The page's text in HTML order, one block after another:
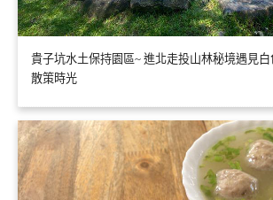
貴子坑水土保持園區~ 進北走投山林秘境遇見
散策時光